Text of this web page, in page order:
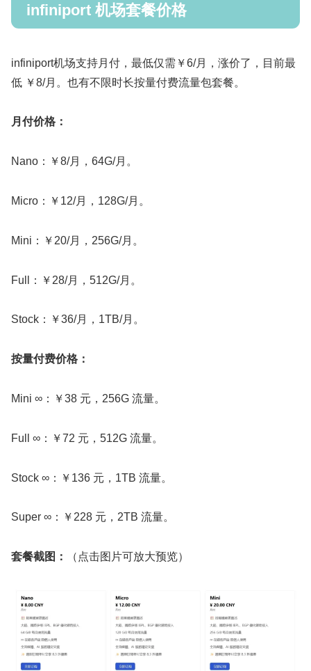
infiniport 机场套餐价格
infiniport机场支持月付，最低仅需￥6/月，涨价了，目前最
低 ￥8/月。也有不限时长按量付费流量包套餐。
月付价格：
Nano：￥8/月，64G/月。
Micro：￥12/月，128G/月。
Mini：￥20/月，256G/月。
Full：￥28/月，512G/月。
Stock：￥36/月，1TB/月。
按量付费价格：
Mini ∞：￥38 元，256G 流量。
Full ∞：￥72 元，512G 流量。
Stock ∞：￥136 元，1TB 流量。
Super ∞：￥228 元，2TB 流量。
套餐截图： （点击图片可放大预览）